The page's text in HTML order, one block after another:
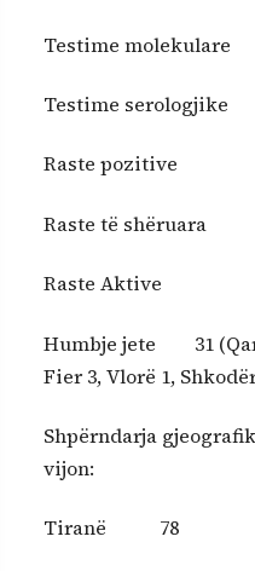
Testime
Testime
Raste
Raste të
Raste
Humbje jete 31
Fier 3, Vlorë 1,
Shpërndarja
vijon:
Tiranë 78